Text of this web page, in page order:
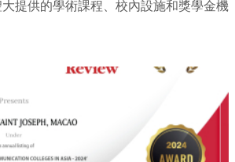
提供的學術課程、校內設施和獎學金機